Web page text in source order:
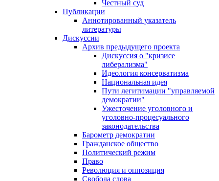
Честный суд
Публикации
Аннотированный указатель
литературы
Дискуссии
Архив предыдущего проекта
Дискуссия о "кризисе
либерализма"
Идеология консерватизма
Национальная идея
Пути легитимации "управляемой
демократии"
Ужесточение уголовного и
уголовно-процесуального
законодательства
Барометр демократии
Гражданское общество
Политический режим
Право
Революция и оппозиция
Свобода слова